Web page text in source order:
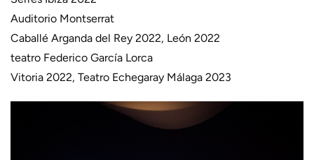
Auditorio Montserrat
Caballé Arganda del Rey 2022, León 2022
teatro Federico García Lorca
Vitoria 2022, Teatro Echegaray Málaga 2023